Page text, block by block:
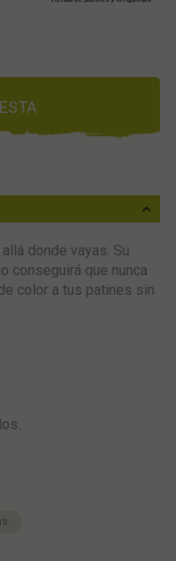
donde vayas. Su
conseguirá que nunca
color a tus patines sin